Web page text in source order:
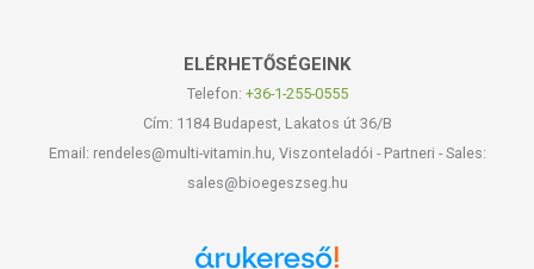
Alacsony cukortartalom: <5 g cukor/100 g termék
Gluténmentes az Európai Unió szabályozásának
Laktózmentes: <0,1 g laktóz/100 g termék
TOVÁBBI TUDNIVALÓK
hőnek és napsugárzásnak!
ELÉRHETŐSÉGEINK
Telefon: +36-1-255-0555
Cím: 1184 Budapest, Lakatos út 36/B
Email: rendeles@multi-vitamin.hu, Viszonteladói - Partneri - Sales:
sales@bioegeszseg.hu